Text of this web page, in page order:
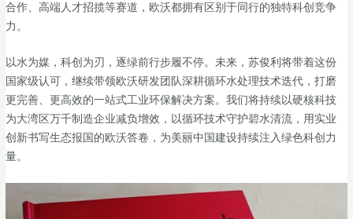
合作、高端人才招揽等赛道，欧沃都拥有区别于同行的独特科创竞争
力。
以水为媒，科创为刃，逐绿前行步履不停。未来，苏俊利将带着这份
国家级认可，继续带领欧沃研发团队深耕循环水处理技术迭代，打磨
更完善、更高效的一站式工业环保解决方案。我们将持续以硬核科技
为大湾区万千制造企业减负增效，以循环技术守护碧水清流，用实业
创新书写生态报国的欧沃答卷，为美丽中国建设持续注入绿色科创力
量。